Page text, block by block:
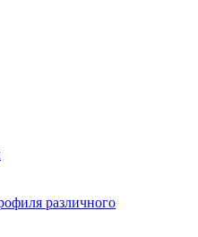
различного